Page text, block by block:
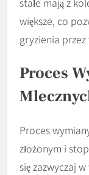
większe, co
gryzienia
Proces
Proces
złożonym i
się zazwyczaj